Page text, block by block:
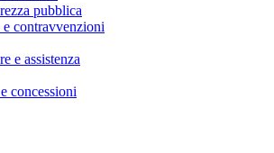
pubblica
contravvenzioni
e assistenza
concessioni